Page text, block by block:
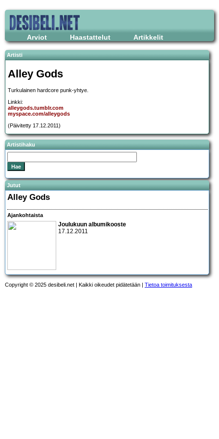
Arviot Haastattelut Artikkelit
Artisti
Alley Gods
Turkulainen hardcore punk-yhtye.
Linkki:
alleygods.tumblr.com
myspace.com/alleygods
(Päivitetty 17.12.2011)
Artistihaku
Jutut
Alley Gods
Ajankohtaista
Joulukuun albumikooste
17.12.2011
Copyright © 2025 desibeli.net | Kaikki oikeudet pidätetään | Tietoa toimituksesta